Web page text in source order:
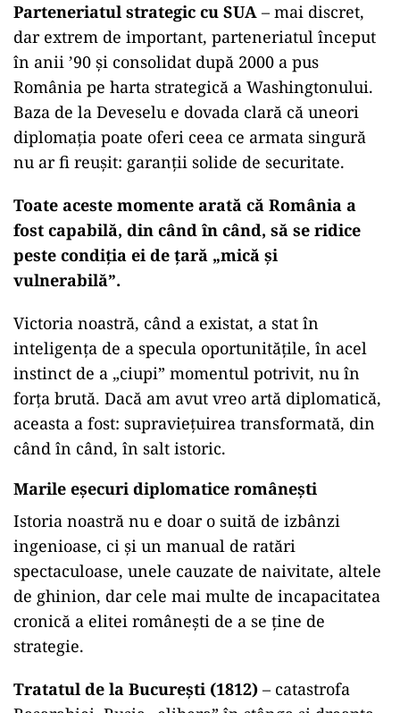
Parteneriatul strategic cu SUA – mai discret,
dar extrem de important, parteneriatul început
în anii ’90 și consolidat după 2000 a pus
România pe harta strategică a Washingtonului.
Baza de la Deveselu e dovada clară că uneori
diplomația poate oferi ceea ce armata singură
nu ar fi reușit: garanții solide de securitate.
Toate aceste momente arată că România a
fost capabilă, din când în când, să se ridice
peste condiția ei de țară „mică și
vulnerabilă”.
Victoria noastră, când a existat, a stat în
inteligența de a specula oportunitățile, în acel
instinct de a „ciupi” momentul potrivit, nu în
forța brută. Dacă am avut vreo artă diplomatică,
aceasta a fost: supraviețuirea transformată, din
când în când, în salt istoric.
Marile eșecuri diplomatice românești
Istoria noastră nu e doar o suită de izbânzi
ingenioase, ci și un manual de ratări
spectaculoase, unele cauzate de naivitate, altele
de ghinion, dar cele mai multe de incapacitatea
cronică a elitei românești de a se ține de
strategie.
Tratatul de la București (1812) – catastrofa